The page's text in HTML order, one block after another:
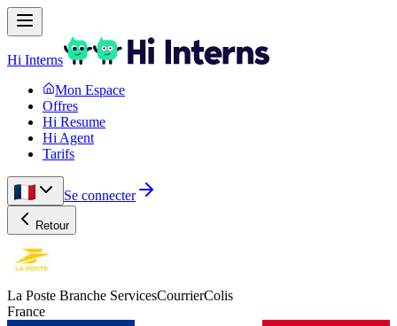
Hi Interns
Mon Espace
Offres
Hi Resume
Hi Agent
Tarifs
Se connecter
Retour
La Poste Branche ServicesCourrierColis
France